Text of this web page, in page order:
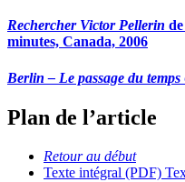
Rechercher Victor Pellerin
minutes, Canada, 2006
Berlin – Le passage du temps
Plan de l’article
Retour au début
Texte intégral (PDF)